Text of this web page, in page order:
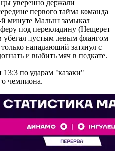
уверенно держали
первого тайма команда
й минуте Малыш замыкал
под перекладину (Нещерет
убегал пустым левым флангом
нападающий затянул с
и выбить мяч в подкате.
13:3 по ударам "казаки"
чемпиона.